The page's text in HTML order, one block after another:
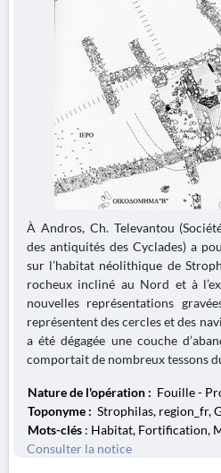
À Andros, Ch. Televantou
des antiquités des Cyclades) a
sur l’habitat néolithique de
rocheux incliné au Nord et à
nouvelles représentations
représentent des cercles et des
a été dégagée une couche
comportait de nombreux tessons
Nature de l'opération : Fouille -
Toponyme : Strophilas, region_fr,
Mots-clés : Habitat, Fortification,
Consulter la notice